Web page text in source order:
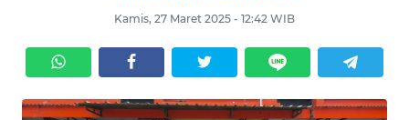
Kamis, 27 Maret 2025 - 12:42 WIB
OPINI